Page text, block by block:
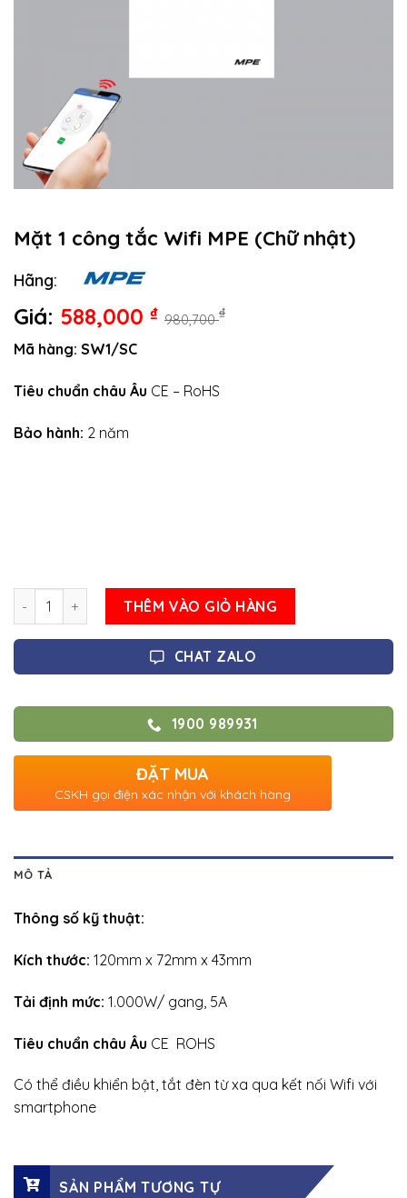
Mặt 1 công tắc Wifi MPE (Chữ nhật)
Giá: 980,700₫
588,000 ₫
Hãng:
Mã hàng: SW1/SC
Tiêu chuẩn châu Âu CE – RoHS
Bảo hành: 2 năm
Số lượng THÊM VÀO GIỎ HÀNG
CHAT ZALO
1900 989931
ĐẶT MUA
CSKH gọi điện xác nhận với khách hàng
MÔ TẢ
Thông số kỹ thuật:
Kích thước: 120mm x 72mm x 43mm
Tải định mức: 1.000W/ gang, 5A
Tiêu chuẩn châu Âu CE ROHS
Có thể điều khiển bật, tắt đèn từ xa qua kết nối Wifi với
smartphone
SẢN PHẨM TƯƠNG TỰ